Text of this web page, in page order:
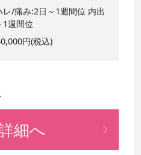
レ/痛み:2日～1週間位 内出
1週間位
円(税込)
細へ